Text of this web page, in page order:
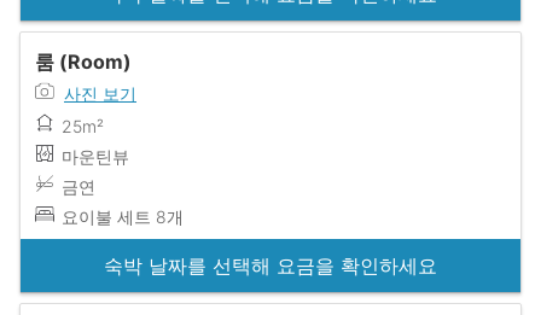
룸 (Room)
사진 보기
25m²
마운틴뷰
금연
요이불 세트 8개
숙박 날짜를 선택해 요금을 확인하세요